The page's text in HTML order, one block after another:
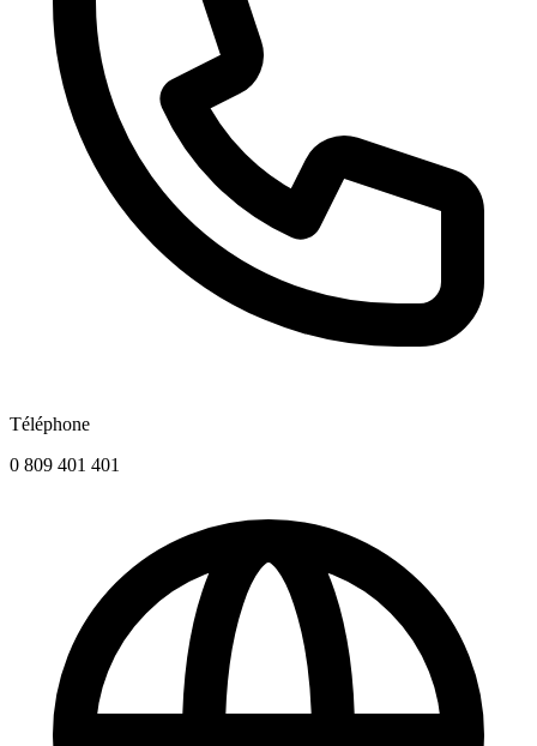
Téléphone
0 809 401 401